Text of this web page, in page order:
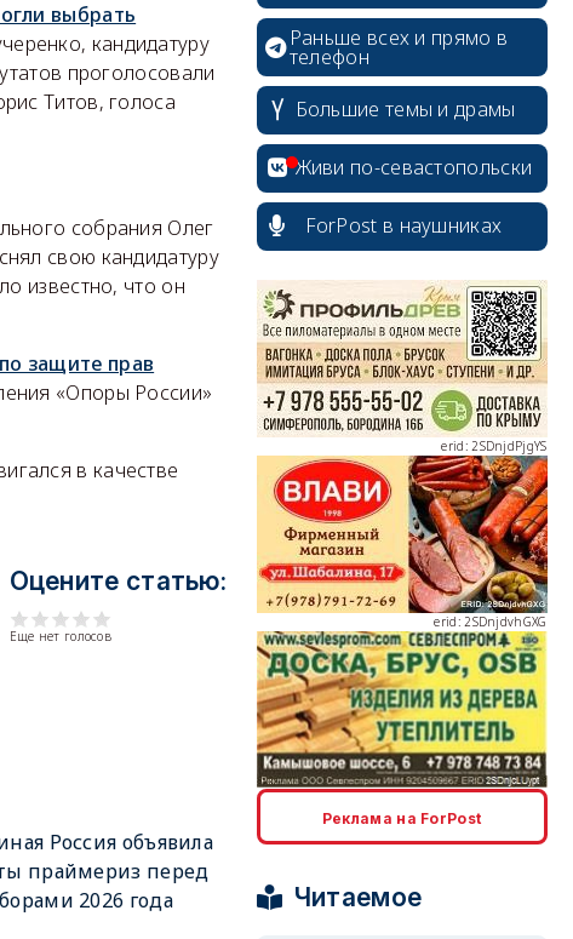
выбрать
кандидатуру
проголосовали
Титов, голоса
собрания Олег
свою кандидатуру
известно, что он
защите прав
«Опоры России»
в качестве
Оцените статью:
Еще нет голосов
Россия объявила
праймериз перед
2026 года
Раньше всех и прямо в
телефон
Большие темы и драмы
Живи по-севастопольски
ForPost в наушниках
erid: 2SDnjdPjgYS
erid: 2SDnjdvhGXG
erid: 2SDnjcLUypt
Реклама на ForPost
Читаемое